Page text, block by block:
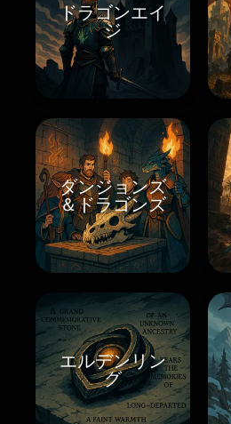
ドラゴンエイ
ジ
ダンジョンズ
＆ドラゴンズ
エルデンリン
グ